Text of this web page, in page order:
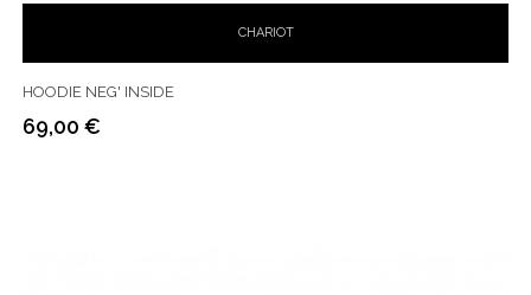
CHARIOT
HOODIE NEG' INSIDE
Prix
69,00 €